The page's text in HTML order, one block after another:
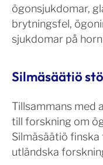
ögonsjukdomar,
brytningsfel,
sjukdomar på
Silmäsäätiö
Tillsammans med
till forskning om
Silmäsäätiö
utländska